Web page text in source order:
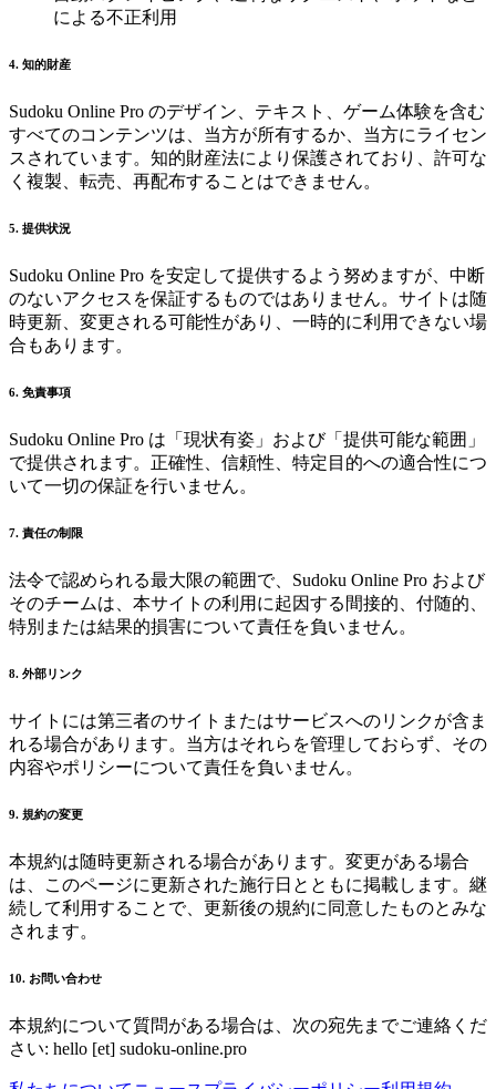
による不正利用
4. 知的財産
Sudoku Online Pro のデザイン、テキスト、ゲーム体験を含む
すべてのコンテンツは、当方が所有するか、当方にライセン
スされています。知的財産法により保護されており、許可な
く複製、転売、再配布することはできません。
5. 提供状況
Sudoku Online Pro を安定して提供するよう努めますが、中断
のないアクセスを保証するものではありません。サイトは随
時更新、変更される可能性があり、一時的に利用できない場
合もあります。
6. 免責事項
Sudoku Online Pro は「現状有姿」および「提供可能な範囲」
で提供されます。正確性、信頼性、特定目的への適合性につ
いて一切の保証を行いません。
7. 責任の制限
法令で認められる最大限の範囲で、Sudoku Online Pro および
そのチームは、本サイトの利用に起因する間接的、付随的、
特別または結果的損害について責任を負いません。
8. 外部リンク
サイトには第三者のサイトまたはサービスへのリンクが含ま
れる場合があります。当方はそれらを管理しておらず、その
内容やポリシーについて責任を負いません。
9. 規約の変更
本規約は随時更新される場合があります。変更がある場合
は、このページに更新された施行日とともに掲載します。継
続して利用することで、更新後の規約に同意したものとみな
されます。
10. お問い合わせ
本規約について質問がある場合は、次の宛先までご連絡くだ
さい: hello [et] sudoku-online.pro